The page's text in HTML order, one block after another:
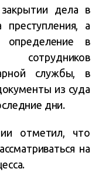
дела в
преступления, а
определение в
службы, в
из суда
дни.
отметил, что
на